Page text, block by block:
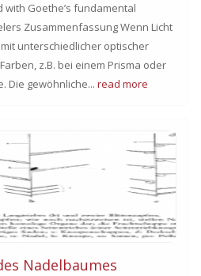
Goethe’s fundamental
Zusammenfassung Wenn Licht
unterschiedlicher optischer
z.B. bei einem Prisma oder
Die gewöhnliche... read more
Nadelbaumes